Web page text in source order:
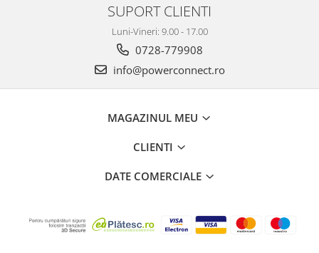
SUPORT CLIENTI
Luni-Vineri: 9.00 - 17.00
0728-779908
info@powerconnect.ro
MAGAZINUL MEU
CLIENTI
DATE COMERCIALE